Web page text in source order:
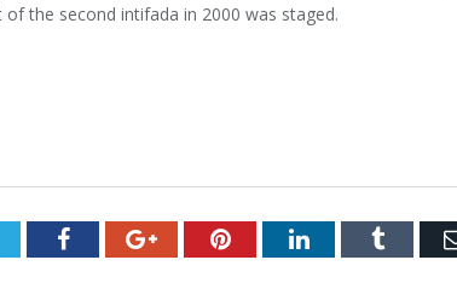
the second intifada in 2000 was staged.
FacebookGoogle+PinterestLinkedInTumblr